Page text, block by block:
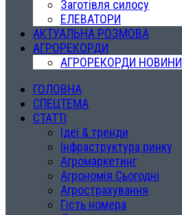
Заготівля силосу
ЕЛЕВАТОРИ
АКТУАЛЬНА РОЗМОВА
АГРОРЕКОРДИ
АГРОРЕКОРДИ НОВИНИ
ГОЛОВНА
СПЕЦТЕМА
СТАТТІ
Ідеї & тренди
Інфраструктура ринку
Агромаркетинг
Агрономія Сьогодні
Агрострахування
Гість номера